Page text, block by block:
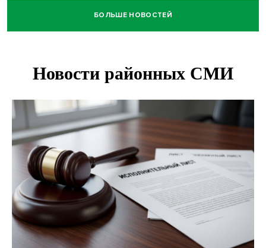
Нейросеть для диагностики депрессии в крови создали в
Двум бойцам СВО после минно-взрывной травмы
Персидский ковер «108 шахов» впервые вывезли из музея
Востока в Новосибирск
Актриса из Новосибирска Евгения Туркова сыграла мать
в сериале «Малой»
БОЛЬШЕ НОВОСТЕЙ